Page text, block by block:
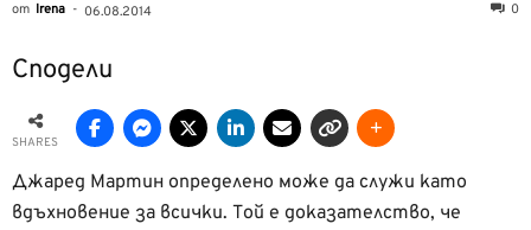
от Irena - 06.08.2014 0
Сподели
SHARES
Джаред Мартин определено може да служи като
вдъхновение за всички. Той е доказателство, че